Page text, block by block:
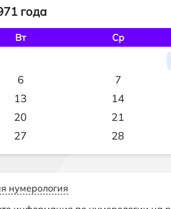
года
Вт Ср
6 7
13 14
20 21
27 28
нумерология